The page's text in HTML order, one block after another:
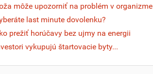
môže upozorniť na problém v organizme
last minute dovolenku?
prežiť horúčavy bez ujmy na energii
vykupujú štartovacie byty...